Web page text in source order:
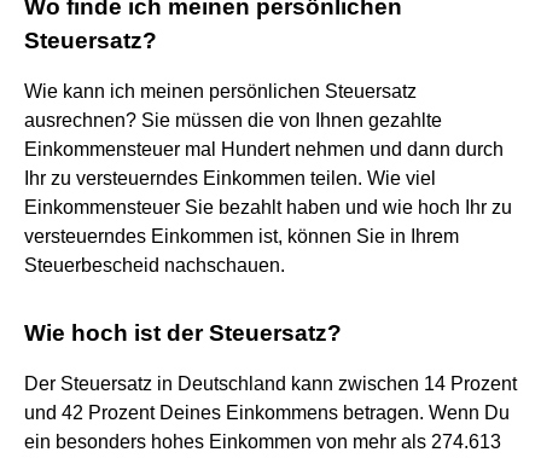
Wo finde ich meinen persönlichen
Steuersatz?
Wie kann ich meinen persönlichen Steuersatz
ausrechnen? Sie müssen die von Ihnen gezahlte
Einkommensteuer mal Hundert nehmen und dann durch
Ihr zu versteuerndes Einkommen teilen. Wie viel
Einkommensteuer Sie bezahlt haben und wie hoch Ihr zu
versteuerndes Einkommen ist, können Sie in Ihrem
Steuerbescheid nachschauen.
Wie hoch ist der Steuersatz?
Der Steuersatz in Deutschland kann zwischen 14 Prozent
und 42 Prozent Deines Einkommens betragen. Wenn Du
ein besonders hohes Einkommen von mehr als 274.613